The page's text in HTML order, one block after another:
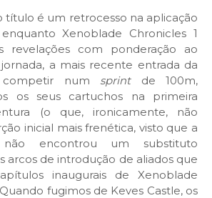
título é um retrocesso na aplicação
Xenoblade Chronicles 1
revelações com ponderação ao
a mais recente entrada da
competir num sprint de 100m,
os seus cartuchos na primeira
(o que, ironicamente, não
inicial mais frenética, visto que a
encontrou um substituto
arcos de introdução de aliados que
inaugurais de Xenoblade
fugimos de Keves Castle, os